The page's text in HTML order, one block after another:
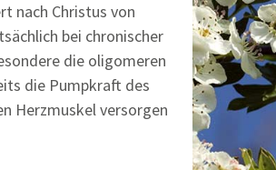
nach Christus von
bei chronischer
die oligomeren
die Pumpkraft des
Herzmuskel versorgen